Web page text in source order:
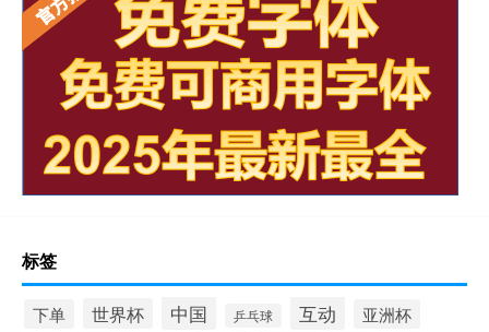
标签
下单 世界杯 中国 乒乓球 互动 亚洲杯